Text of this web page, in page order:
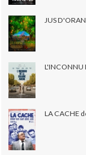
JUS
L'INCONNU
LA CACHE